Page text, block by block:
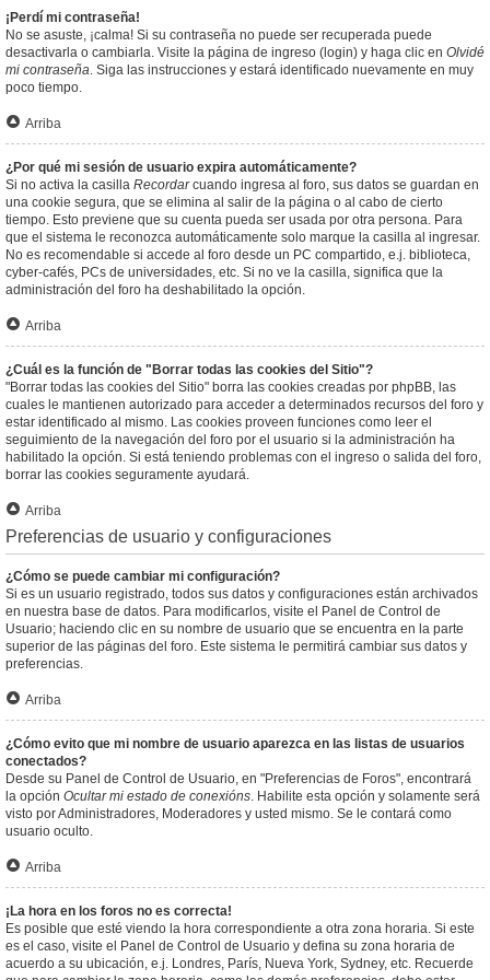
¡Perdí mi contraseña!
No se asuste, ¡calma! Si su contraseña no puede ser recuperada puede
desactivarla o cambiarla. Visite la página de ingreso (login) y haga clic en Olvidé
mi contraseña. Siga las instrucciones y estará identificado nuevamente en muy
poco tiempo.
Arriba
¿Por qué mi sesión de usuario expira automáticamente?
Si no activa la casilla Recordarcuando ingresa al foro, sus datos se guardan en
una cookie segura, que se elimina al salir de la página o al cabo de cierto
tiempo. Esto previene que su cuenta pueda ser usada por otra persona. Para
que el sistema le reconozca automáticamente solo marque la casilla al ingresar.
No es recomendable si accede al foro desde un PC compartido, e.j. biblioteca,
cyber-cafés, PCs de universidades, etc. Si no ve la casilla, significa que la
administración del foro ha deshabilitado la opción.
Arriba
¿Cuál es la función de "Borrar todas las cookies del Sitio"?
"Borrar todas las cookies del Sitio" borra las cookies creadas por phpBB, las
cuales le mantienen autorizado para acceder a determinados recursos del foro y
estar identificado al mismo. Las cookies proveen funciones como leer el
seguimiento de la navegación del foro por el usuario si la administración ha
habilitado la opción. Si está teniendo problemas con el ingreso o salida del foro,
borrar las cookies seguramente ayudará.
Arriba
Preferencias de usuario y configuraciones
¿Cómo se puede cambiar mi configuración?
Si es un usuario registrado, todos sus datos y configuraciones están archivados
en nuestra base de datos. Para modificarlos, visite el Panel de Control de
Usuario; haciendo clic en su nombre de usuario que se encuentra en la parte
superior de las páginas del foro. Este sistema le permitirá cambiar sus datos y
preferencias.
Arriba
¿Cómo evito que mi nombre de usuario aparezca en las listas de usuarios
conectados?
Desde su Panel de Control de Usuario, en "Preferencias de Foros", encontrará
la opción Ocultar mi estado de conexións. Habilite esta opción y solamente será
visto por Administradores, Moderadores y usted mismo. Se le contará como
usuario oculto.
Arriba
¡La hora en los foros no es correcta!
Es posible que esté viendo la hora correspondiente a otra zona horaria. Si este
es el caso, visite el Panel de Control de Usuario y defina su zona horaria de
acuerdo a su ubicación, e.j. Londres, París, Nueva York, Sydney, etc. Recuerde